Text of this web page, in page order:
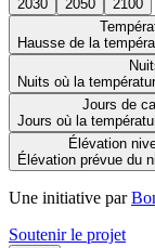
2030 2050
2100
Hausse de la
Nuits où la
Jours de
Jours où la
Élévation
Élévation prévue du
Une initiative par
Soutenir le projet